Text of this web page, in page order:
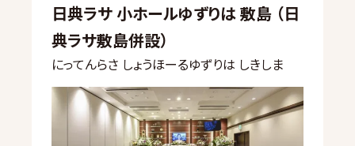
日典ラサ 小ホールゆずりは 敷島 （日
典ラサ敷島併設）
にってんらさ しょうほーるゆずりは しきしま